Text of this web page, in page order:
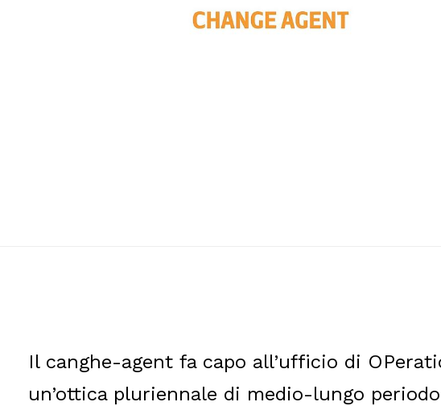
Il canghe-agent fa capo all’ufficio di
un’ottica pluriennale di medio-lungo